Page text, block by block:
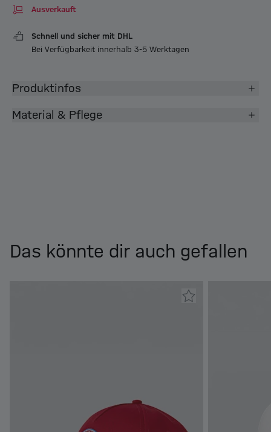
Ausverkauft
Schnell und sicher mit DHL
Bei Verfügbarkeit innerhalb 3-5 Werktagen
Produktinfos
Material & Pflege
Das könnte dir auch gefallen